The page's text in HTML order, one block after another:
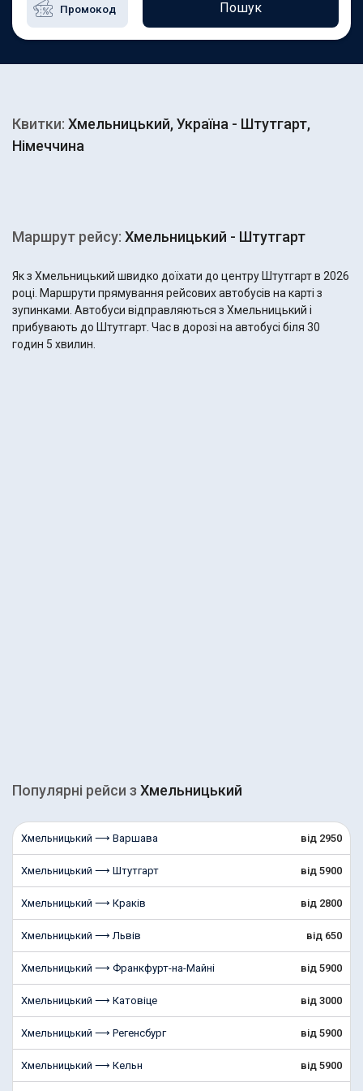
Пошук
Квитки: Хмельницький, Україна - Штутгарт,
Німеччина
Маршрут рейсу: Хмельницький - Штутгарт
Як з Хмельницький швидко доїхати до центру Штутгарт в 2026
році. Маршрути прямування рейсових автобусів на карті з
зупинками. Автобуси відправляються з Хмельницький і
прибувають до Штутгарт. Час в дорозі на автобусі біля 30
годин 5 хвилин.
Популярні рейcи з Хмельницький
Хмельницький ⟶ Варшава від 2950
Хмельницький ⟶ Штутгарт від 5900
Хмельницький ⟶ Краків від 2800
Хмельницький ⟶ Львів від 650
Хмельницький ⟶ Франкфурт-на-Майні від 5900
Хмельницький ⟶ Катовіце від 3000
Хмельницький ⟶ Регенсбург від 5900
Хмельницький ⟶ Кельн від 5900